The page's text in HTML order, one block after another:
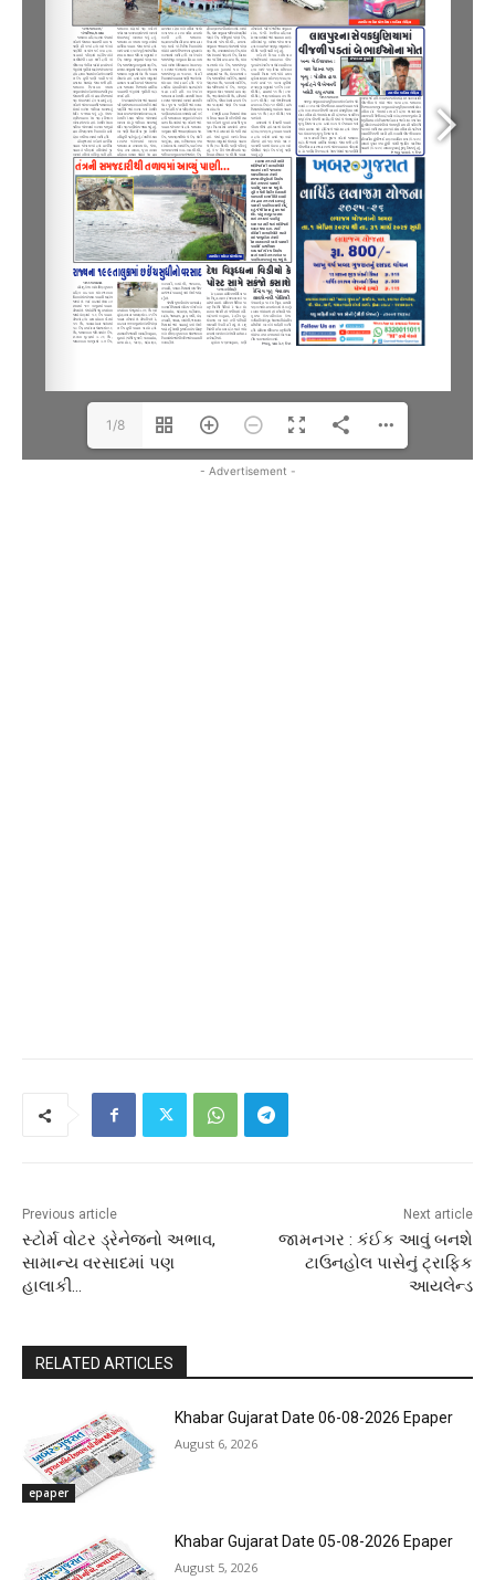
1/8
- Advertisement -
Previous article
સ્ટોર્મ વોટર ડ્રેનેજનો અભાવ,
સામાન્ય વરસાદમાં પણ
હાલાકી…
Next article
જામનગર : કંઈક આવું બનશે
ટાઉનહોલ પાસેનું ટ્રાફિક
આયલેન્ડ
RELATED ARTICLES
epaper
Khabar Gujarat Date 06-08-2026 Epaper
August 6, 2026
Khabar Gujarat Date 05-08-2026 Epaper
August 5, 2026